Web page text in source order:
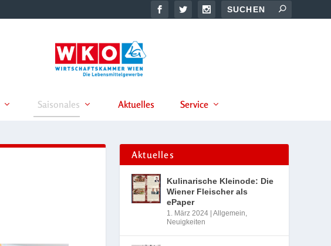
Saisonales Aktuelles Service
Aktuelles
Kulinarische Kleinode: Die
Wiener Fleischer als
ePaper
1. März 2024 Allgemein,
Neuigkeiten